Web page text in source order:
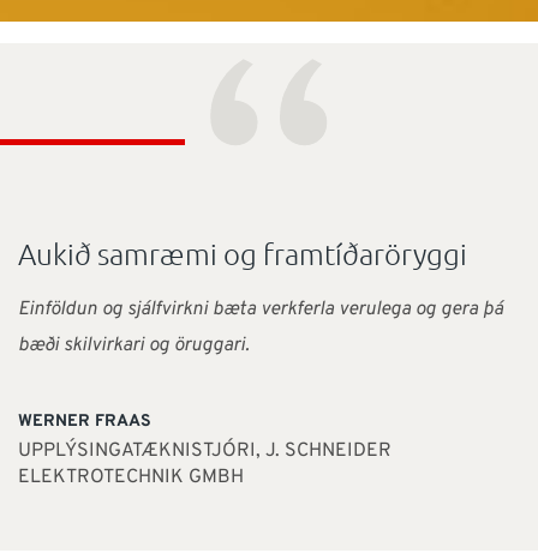
“
Aukið samræmi og framtíðaröryggi
Einföldun og sjálfvirkni bæta verkferla verulega og gera þá
bæði skilvirkari og öruggari.
WERNER FRAAS
UPPLÝSINGATÆKNISTJÓRI, J. SCHNEIDER
ELEKTROTECHNIK GMBH